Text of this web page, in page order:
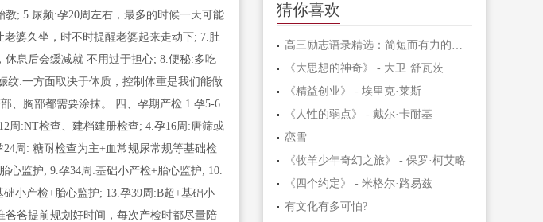
; 5.尿频:孕20周左右，最多的时候一天可能
婆久坐，时不时提醒老婆起来走动下; 7.肚
息后会缓减就 不用过于担心; 8.便秘:多吃
纹:一方面取决于体质，控制体重是我们能做
、胸部都需要涂抹。 四、孕期产检 1.孕5-6
周:NT检查、建档建册检查; 4.孕16周:唐筛或
周: 糖耐检查为主+血常规尿常规等基础检
心监护; 9.孕34周:基础小产检+胎心监护; 10.
小产检+胎心监护; 13.孕39周:B超+基础小
爸爸提前规划好时间，每次产检时都尽量陪
猜你喜欢
高三励志语录精选：简短而有力的激励句子
《大思想的神奇》 - 大卫·舒瓦茨
《精益创业》 - 埃里克·莱斯
《人性的弱点》 - 戴尔·卡耐基
恋雪
《牧羊少年奇幻之旅》 - 保罗·柯艾略
《四个约定》 - 米格尔·路易兹
有文化有多可怕?